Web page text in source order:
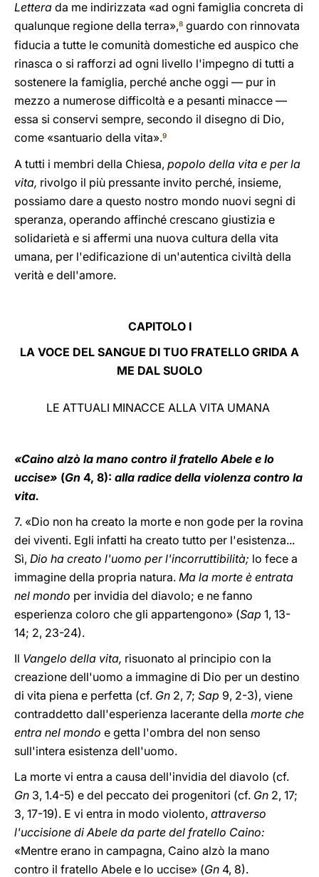
Lettera da me indirizzata «ad ogni famiglia concreta di
qualunque regione della terra»,8 guardo con rinnovata
fiducia a tutte le comunità domestiche ed auspico che
rinasca o si rafforzi ad ogni livello l'impegno di tutti a
sostenere la famiglia, perché anche oggi — pur in
mezzo a numerose difficoltà e a pesanti minacce —
essa si conservi sempre, secondo il disegno di Dio,
come «santuario della vita».9
A tutti i membri della Chiesa, popolo della vita e per la
vita, rivolgo il più pressante invito perché, insieme,
possiamo dare a questo nostro mondo nuovi segni di
speranza, operando affinché crescano giustizia e
solidarietà e si affermi una nuova cultura della vita
umana, per l'edificazione di un'autentica civiltà della
verità e dell'amore.
CAPITOLO I
LA VOCE DEL SANGUE DI TUO FRATELLO GRIDA A
ME DAL SUOLO
LE ATTUALI MINACCE ALLA VITA UMANA
«Caino alzò la mano contro il fratello Abele e lo
uccise» (Gn 4, 8): alla radice della violenza contro la
vita.
7. «Dio non ha creato la morte e non gode per la rovina
dei viventi. Egli infatti ha creato tutto per l'esistenza...
Sì, Dio ha creato l'uomo per l'incorruttibilità; lo fece a
immagine della propria natura. Ma la morte è entrata
nel mondo per invidia del diavolo; e ne fanno
esperienza coloro che gli appartengono» (Sap 1, 13-
14; 2, 23-24).
Il Vangelo della vita, risuonato al principio con la
creazione dell'uomo a immagine di Dio per un destino
di vita piena e perfetta (cf. Gn 2, 7; Sap 9, 2-3), viene
contraddetto dall'esperienza lacerante della morte che
entra nel mondo e getta l'ombra del non senso
sull'intera esistenza dell'uomo.
La morte vi entra a causa dell'invidia del diavolo (cf.
Gn 3, 1.4-5) e del peccato dei progenitori (cf. Gn 2, 17;
3, 17-19). E vi entra in modo violento, attraverso
l'uccisione di Abele da parte del fratello Caino:
«Mentre erano in campagna, Caino alzò la mano
contro il fratello Abele e lo uccise» (Gn 4, 8).